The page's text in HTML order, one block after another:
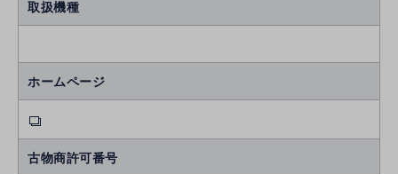
取扱機種
ホームページ
古物商許可番号